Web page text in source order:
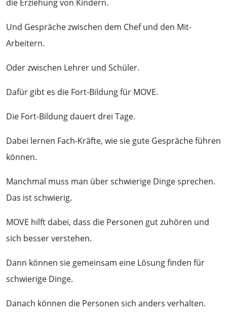
die Erziehung von Kindern.
Und Gespräche zwischen dem Chef und den Mit-
Arbeitern.
Oder zwischen Lehrer und Schüler.
Dafür gibt es die Fort-Bildung für MOVE.
Die Fort-Bildung dauert drei Tage.
Dabei lernen Fach-Kräfte, wie sie gute Gespräche führen
können.
Manchmal muss man über schwierige Dinge sprechen.
Das ist schwierig.
MOVE hilft dabei, dass die Personen gut zuhören und
sich besser verstehen.
Dann können sie gemeinsam eine Lösung finden für
schwierige Dinge.
Danach können die Personen sich anders verhalten.